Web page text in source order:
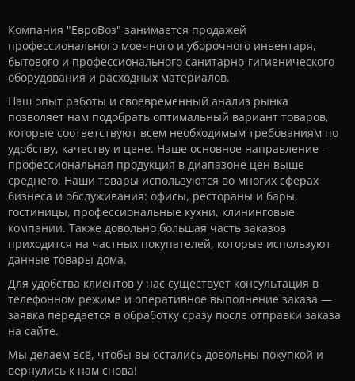
Компания "ЕвроВоз" занимается продажей
профессионального моечного и уборочного инвентаря,
бытового и профессионального санитарно-гигиенического
оборудования и расходных материалов.
Наш опыт работы и своевременный анализ рынка
позволяет нам подобрать оптимальный вариант товаров,
которые соответствуют всем необходимым требованиям по
удобству, качеству и цене. Наше основное направление -
профессиональная продукция в диапазоне цен выше
среднего. Наши товары используются во многих сферах
бизнеса и обслуживания: офисы, рестораны и бары,
гостиницы, профессиональные кухни, клининговые
компании. Также довольно большая часть заказов
приходится на частных покупателей, которые используют
данные товары дома.
Для удобства клиентов у нас существует консультация в
телефонном режиме и оперативное выполнение заказа —
заявка передается в обработку сразу после отправки заказа
на сайте.
Мы делаем всё, чтобы вы остались довольны покупкой и
вернулись к нам снова!